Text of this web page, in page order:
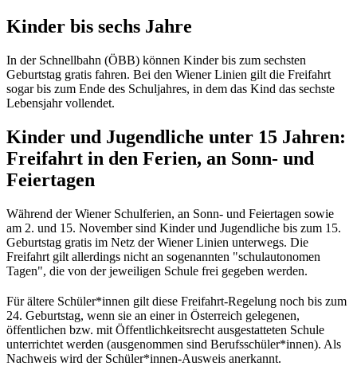
Kinder bis sechs Jahre
In der Schnellbahn (ÖBB) können Kinder bis zum sechsten
Geburtstag gratis fahren. Bei den Wiener Linien gilt die Freifahrt
sogar bis zum Ende des Schuljahres, in dem das Kind das sechste
Lebensjahr vollendet.
Kinder und Jugendliche unter 15 Jahren:
Freifahrt in den Ferien, an Sonn- und
Feiertagen
Während der Wiener Schulferien, an Sonn- und Feiertagen sowie
am 2. und 15. November sind Kinder und Jugendliche bis zum 15.
Geburtstag gratis im Netz der Wiener Linien unterwegs. Die
Freifahrt gilt allerdings nicht an sogenannten "schulautonomen
Tagen", die von der jeweiligen Schule frei gegeben werden.
Für ältere Schüler*innen gilt diese Freifahrt-Regelung noch bis zum
24. Geburtstag, wenn sie an einer in Österreich gelegenen,
öffentlichen bzw. mit Öffentlichkeitsrecht ausgestatteten Schule
unterrichtet werden (ausgenommen sind Berufsschüler*innen). Als
Nachweis wird der Schüler*innen-Ausweis anerkannt.